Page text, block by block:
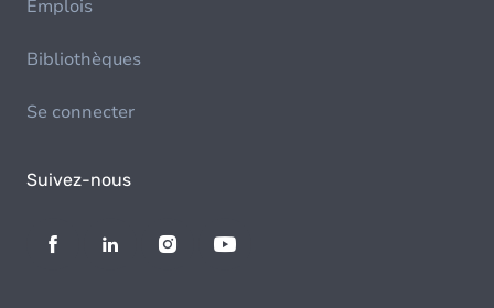
Emplois
Bibliothèques
Se connecter
Suivez-nous